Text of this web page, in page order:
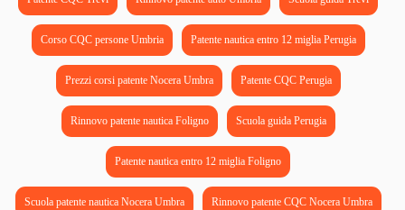
Corso CQC persone Umbria Patente nautica entro 12 miglia Perugia
Prezzi corsi patente Nocera Umbra Patente CQC Perugia
Rinnovo patente nautica Foligno Scuola guida Perugia
Patente nautica entro 12 miglia Foligno
Scuola patente nautica Nocera Umbra Rinnovo patente CQC Nocera Umbra